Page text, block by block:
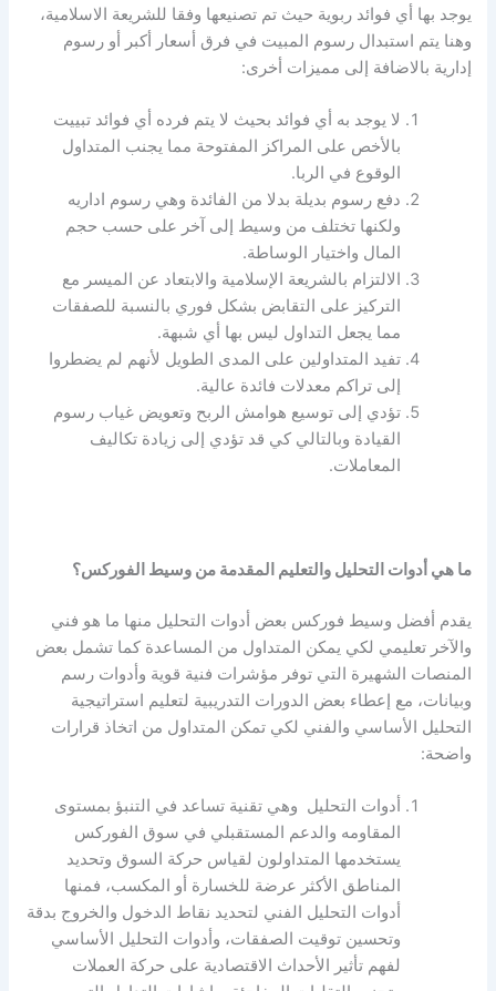
يوجد بها أي فوائد ربوية حيث تم تصنيعها وفقا للشريعة الاسلامية،
وهنا يتم استبدال رسوم المبيت في فرق أسعار أكبر أو رسوم
إدارية بالاضافة إلى مميزات أخرى:
لا يوجد به أي فوائد بحيث لا يتم فرده أي فوائد تبييت
بالأخص على المراكز المفتوحة مما يجنب المتداول
الوقوع في الربا.
دفع رسوم بديلة بدلا من الفائدة وهي رسوم اداريه
ولكنها تختلف من وسيط إلى آخر على حسب حجم
المال واختيار الوساطة.
الالتزام بالشريعة الإسلامية والابتعاد عن الميسر مع
التركيز على التقابض بشكل فوري بالنسبة للصفقات
مما يجعل التداول ليس بها أي شبهة.
تفيد المتداولين على المدى الطويل لأنهم لم يضطروا
إلى تراكم معدلات فائدة عالية.
تؤدي إلى توسيع هوامش الربح وتعويض غياب رسوم
القيادة وبالتالي كي قد تؤدي إلى زيادة تكاليف
المعاملات.
ما هي أدوات التحليل والتعليم المقدمة من وسيط الفوركس؟
يقدم أفضل وسيط فوركس بعض أدوات التحليل منها ما هو فني
والآخر تعليمي لكي يمكن المتداول من المساعدة كما تشمل بعض
المنصات الشهيرة التي توفر مؤشرات فنية قوية وأدوات رسم
وبيانات، مع إعطاء بعض الدورات التدريبية لتعليم استراتيجية
التحليل الأساسي والفني لكي تمكن المتداول من اتخاذ قرارات
واضحة:
أدوات التحليل وهي تقنية تساعد في التنبؤ بمستوى
المقاومه والدعم المستقبلي في سوق الفوركس
يستخدمها المتداولون لقياس حركة السوق وتحديد
المناطق الأكثر عرضة للخسارة أو المكسب، فمنها
أدوات التحليل الفني لتحديد نقاط الدخول والخروج بدقة
وتحسين توقيت الصفقات، وأدوات التحليل الأساسي
لفهم تأثير الأحداث الاقتصادية على حركة العملات